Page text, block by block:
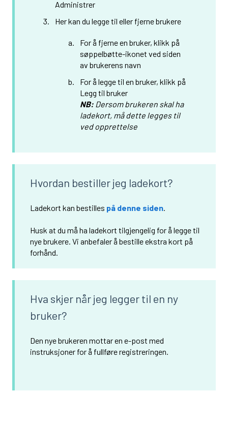
Administrer
Her kan du legge til eller fjerne brukere
For å fjerne en bruker, klikk på
søppelbøtte-ikonet ved siden
av brukerens navn
For å legge til en bruker, klikk på
Legg til bruker
NB: Dersom brukeren skal ha
ladekort, må dette legges til
ved opprettelse
Hvordan bestiller jeg ladekort?
Ladekort kan bestilles på denne siden.
Husk at du må ha ladekort tilgjengelig for å legge til
nye brukere. Vi anbefaler å bestille ekstra kort på
forhånd.
Hva skjer når jeg legger til en ny
bruker?
Den nye brukeren mottar en e-post med
instruksjoner for å fullføre registreringen.